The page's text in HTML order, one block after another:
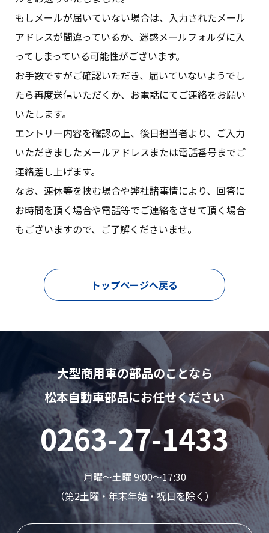
もしメールが届いていない場合は、入力されたメール
アドレスが間違っているか、迷惑メールフォルダに入
ってしまっている可能性がございます。
お手数ですがご確認いただき、届いていないようでし
たら再度送信いただくか、お電話にてご連絡をお願い
いたします。
エントリー内容を確認の上、後日担当者より、ご入力
いただきましたメールアドレスまたは電話番号までご
連絡差し上げます。
なお、連休等を挟む場合や弊社諸事情により、回答に
お時間を頂く場合や電話等でご連絡をさせて頂く場合
もございますので、ご了解くださいませ。
トップページへ戻る
大型商用車の部品のことなら
松本自動車部品にお任せください
0263-27-1433
月曜〜土曜 9:00〜17:30
（第2土曜・年末年始・祝日を除く）